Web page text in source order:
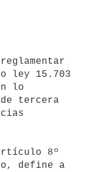
ley 15.703
lo
tercera
define a